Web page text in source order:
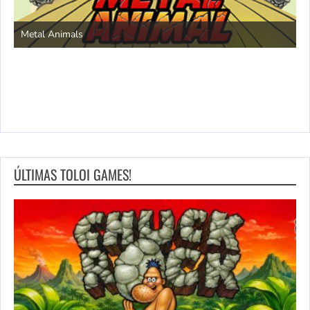
Metal Animals
ÚLTIMAS TOLOI GAMES!